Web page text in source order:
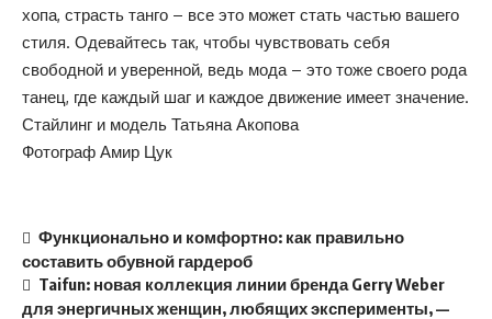
хопа, страсть танго – все это может стать частью вашего
стиля. Одевайтесь так, чтобы чувствовать себя
свободной и уверенной, ведь мода – это тоже своего рода
танец, где каждый шаг и каждое движение имеет значение.
Стайлинг и модель Татьяна Акопова
Фотограф Амир Цук
Функционально и комфортно: как правильно
составить обувной гардероб
Taifun: новая коллекция линии бренда Gerry Weber
для энергичных женщин, любящих эксперименты, —